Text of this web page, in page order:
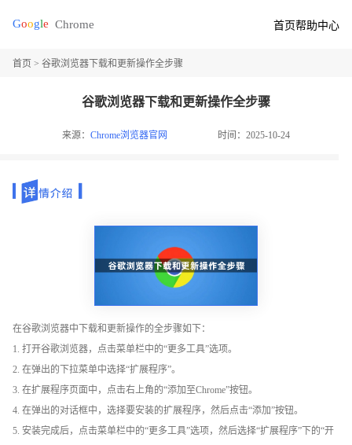
首页帮助中心
首页 > 谷歌浏览器下载和更新操作全步骤
谷歌浏览器下载和更新操作全步骤
来源：Chrome浏览器官网 时间：2025-10-24
在谷歌浏览器中下载和更新操作的全步骤如下：
1. 打开谷歌浏览器，点击菜单栏中的“更多工具”选项。
2. 在弹出的下拉菜单中选择“扩展程序”。
3. 在扩展程序页面中，点击右上角的“添加至Chrome”按钮。
4. 在弹出的对话框中，选择要安装的扩展程序，然后点击“添加”按钮。
5. 安装完成后，点击菜单栏中的“更多工具”选项，然后选择“扩展程序”下的“开